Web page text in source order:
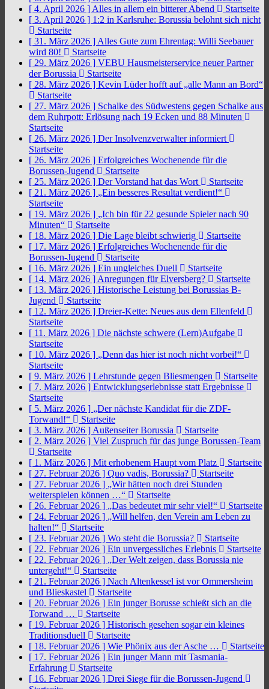
[ 4. April 2026 ] Alles in allem ein bitterer Abend
Startseite
[ 3. April 2026 ] 1:2 in Karlsruhe: Borussia belohnt sich nicht
Startseite
[ 31. März 2026 ] Alles Gute zum Ehrentag: Willi Seebauer
wird 80!
Startseite
[ 29. März 2026 ] VEBU Hausmeisterservice neuer Partner
der Borussia
Startseite
[ 28. März 2026 ] Kevin Lüder hofft auf „alle Mann an Bord“
Startseite
[ 27. März 2026 ] Schalke des Südwestens gegen Schalke aus
dem Ruhrpott: Erlösung nach 19 Ecken und 88 Minuten
Startseite
[ 26. März 2026 ] Der Insolvenzverwalter informiert
Startseite
[ 26. März 2026 ] Erfolgreiches Wochenende für die
Borussen-Jugend
Startseite
[ 25. März 2026 ] Der Vorstand hat das Wort
Startseite
[ 21. März 2026 ] „Ein besseres Resultat verdient!“
Startseite
[ 19. März 2026 ] „Ich bin für 22 gesunde Spieler nach 90
Minuten“
Startseite
[ 18. März 2026 ] Die Lage bleibt schwierig
Startseite
[ 17. März 2026 ] Erfolgreiches Wochenende für die
Borussen-Jugend
Startseite
[ 16. März 2026 ] Ein ungleiches Duell
Startseite
[ 14. März 2026 ] Anregungen für Elversberg?
Startseite
[ 13. März 2026 ] Historische Leistung bei Borussias B-
Jugend
Startseite
[ 12. März 2026 ] Dreier-Kette: Neues aus dem Ellenfeld
Startseite
[ 11. März 2026 ] Die nächste schwere (Lern)Aufgabe
Startseite
[ 10. März 2026 ] „Denn das hier ist noch nicht vorbei!“
Startseite
[ 9. März 2026 ] Lehrstunde gegen Bliesmengen
Startseite
[ 7. März 2026 ] Entwicklungserlebnisse statt Ergebnisse
Startseite
[ 5. März 2026 ] „Der nächste Kandidat für die ZDF-
Torwand!“
Startseite
[ 3. März 2026 ] Außenseiter Borussia
Startseite
[ 2. März 2026 ] Viel Zuspruch für das junge Borussen-Team
Startseite
[ 1. März 2026 ] Mit erhobenem Haupt vom Platz
Startseite
[ 27. Februar 2026 ] Quo vadis, Borussia?
Startseite
[ 27. Februar 2026 ] „Wir hätten noch drei Stunden
weiterspielen können …“
Startseite
[ 26. Februar 2026 ] „Das bedeutet mir sehr viel!“
Startseite
[ 24. Februar 2026 ] „Will helfen, den Verein am Leben zu
halten!“
Startseite
[ 23. Februar 2026 ] Wo steht die Borussia?
Startseite
[ 22. Februar 2026 ] Ein unvergessliches Erlebnis
Startseite
[ 22. Februar 2026 ] „Der Welt zeigen, dass Borussia nie
untergeht!“
Startseite
[ 21. Februar 2026 ] Nach Altenkessel ist vor Ommersheim
und Blieskastel
Startseite
[ 20. Februar 2026 ] Ein junger Borusse schießt sich an die
Torwand …
Startseite
[ 19. Februar 2026 ] Historisch gesehen sogar ein kleines
Traditionsduell
Startseite
[ 18. Februar 2026 ] Wie Phönix aus der Asche …
Startseite
[ 17. Februar 2026 ] Ein junger Mann mit Tasmania-
Erfahrung
Startseite
[ 16. Februar 2026 ] Drei Siege für die Borussen-Jugend